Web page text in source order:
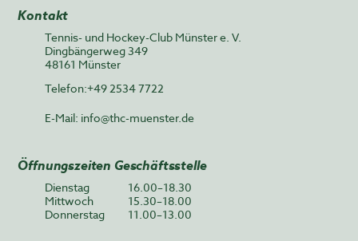
Kontakt
Tennis- und Hockey-Club Münster e. V.
Dingbängerweg 349
48161 Münster
Telefon:+49 2534 7722
E-Mail: info@thc-muenster.de
Öffnungszeiten Geschäftsstelle
Dienstag
16.00–18.30
Mittwoch
15.30–18.00
Donnerstag
11.00–13.00